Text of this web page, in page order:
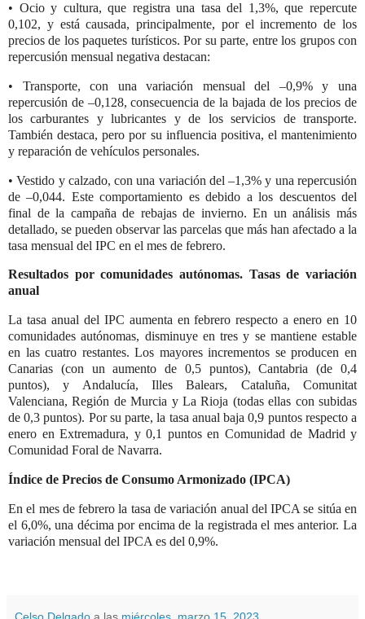
• Ocio y cultura, que registra una tasa del 1,3%, que repercute
0,102, y está causada, principalmente, por el incremento de los
precios de los paquetes turísticos. Por su parte, entre los grupos con
repercusión mensual negativa destacan:
• Transporte, con una variación mensual del –0,9% y una
repercusión de –0,128, consecuencia de la bajada de los precios de
los carburantes y lubricantes y de los servicios de transporte.
También destaca, pero por su influencia positiva, el mantenimiento
y reparación de vehículos personales.
• Vestido y calzado, con una variación del –1,3% y una repercusión
de –0,044. Este comportamiento es debido a los descuentos del
final de la campaña de rebajas de invierno. En un análisis más
detallado, se pueden observar las parcelas que más han afectado a la
tasa mensual del IPC en el mes de febrero.
Resultados por comunidades autónomas. Tasas de variación
anual
La tasa anual del IPC aumenta en febrero respecto a enero en 10
comunidades autónomas, disminuye en tres y se mantiene estable
en las cuatro restantes. Los mayores incrementos se producen en
Canarias (con un aumento de 0,5 puntos), Cantabria (de 0,4
puntos), y Andalucía, Illes Balears, Cataluña, Comunitat
Valenciana, Región de Murcia y La Rioja (todas ellas con subidas
de 0,3 puntos). Por su parte, la tasa anual baja 0,9 puntos respecto a
enero en Extremadura, y 0,1 puntos en Comunidad de Madrid y
Comunidad Foral de Navarra.
Índice de Precios de Consumo Armonizado (IPCA)
En el mes de febrero la tasa de variación anual del IPCA se sitúa en
el 6,0%, una décima por encima de la registrada el mes anterior. La
variación mensual del IPCA es del 0,9%.
Celso Delgado a las miércoles, marzo 15, 2023